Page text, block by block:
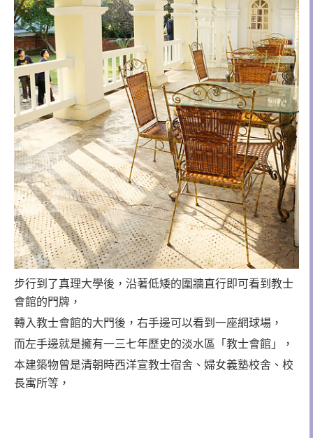
步行到了真理大學後，沿著低矮的圍牆直行即可看到教士
會館的門牌，
轉入教士會館的大門後，右手邊可以看到一座網球場，
而左手邊就是擁有一三七年歷史的淡水區「教士會館」，
本建築物曾是清朝時西洋宣教士宿舍、婦女義塾校舍、校
長寓所等，